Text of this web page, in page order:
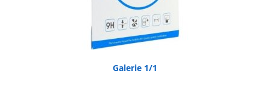
Galerie 1/1